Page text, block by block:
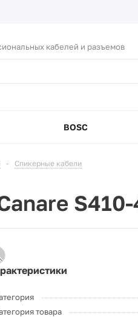
кабелей и разъемов
BOSC
- Спикерные кабели
товара